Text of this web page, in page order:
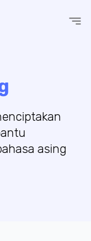
asing